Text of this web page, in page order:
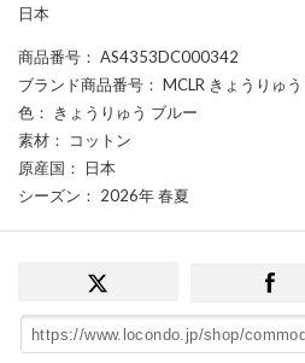
日本
商品番号 ： AS4353DC000342
ブランド商品番号 ： MCLR きょうりゅ
色 ： きょうりゅう ブルー
素材 ： コットン
原産国 ： 日本
シーズン ： 2026年 春夏